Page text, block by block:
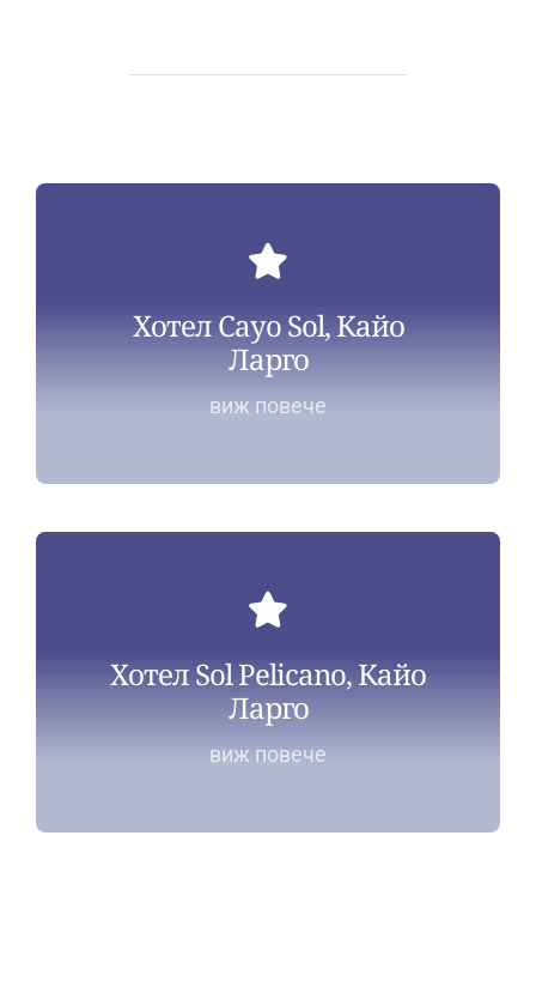
Хотел Cayo Sol, Кайо
Ларго
виж повече
Хотел Sol Pelicano, Кайо
Ларго
виж повече